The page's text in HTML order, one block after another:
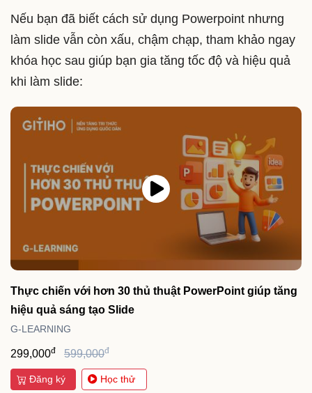
Nếu bạn đã biết cách sử dụng Powerpoint nhưng
làm slide vẫn còn xấu, chậm chạp, tham khảo ngay
khóa học sau giúp bạn gia tăng tốc độ và hiệu quả
khi làm slide:
Thực chiến với hơn 30 thủ thuật PowerPoint giúp tăng
hiệu quả sáng tạo Slide
G-LEARNING
299,000đ 599,000đ
Đăng ký Học thử